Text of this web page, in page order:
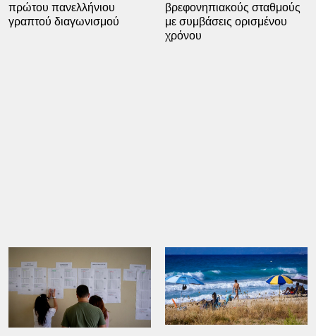
πρώτου πανελλήνιου
γραπτού διαγωνισμού
βρεφονηπιακούς σταθμούς
με συμβάσεις ορισμένου
χρόνου